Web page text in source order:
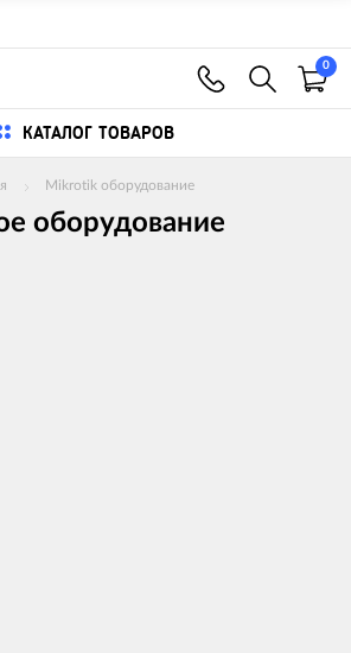
0
КАТАЛОГ ТОВАРОВ
Mikrotik оборудование
оборудование